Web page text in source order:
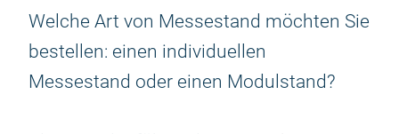
Welche Art von Messestand möchten Sie
bestellen: einen individuellen
Messestand oder einen Modulstand?